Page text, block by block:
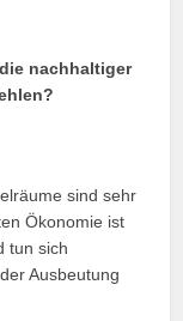
nachhaltiger
sind sehr
Ökonomie ist
tun sich
Ausbeutung